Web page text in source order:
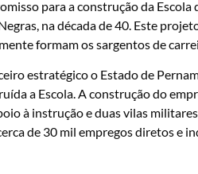
para a construção da
na década de 40. Este
formam os sargentos de
estratégico o Estado de
a Escola. A construção do
à instrução e duas vilas
de 30 mil empregos diretos e